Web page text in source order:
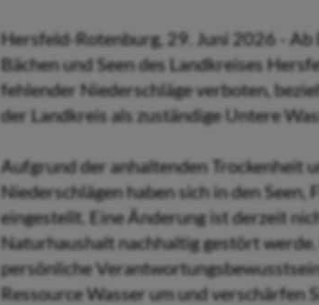
Hersfeld-Rotenburg, 29. Juni 2026 - Ab
Bächen und Seen des Landkreises
fehlender Niederschläge verboten,
der Landkreis als zuständige Untere
Aufgrund der anhaltenden Trockenheit
Niederschlägen haben sich in den
eingestellt. Eine Änderung ist derzeit
Naturhaushalt nachhaltig gestört
persönliche
Ressource Wasser um und verschärfen